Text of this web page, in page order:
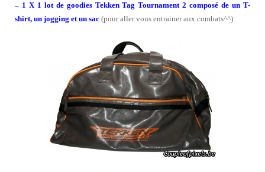
– 1 X 1 lot de goodies Tekken Tag Tournament 2 composé de un T-
shirt, un jogging et un sac (pour aller vous entrainer aux combats^^)